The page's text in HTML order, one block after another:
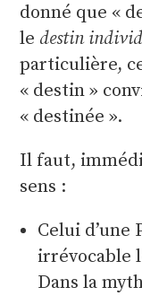
donné que «
le destin
particulière,
« destin »
« destinée ».
Il faut,
sens :
Celui d’une
irrévocable
Dans la